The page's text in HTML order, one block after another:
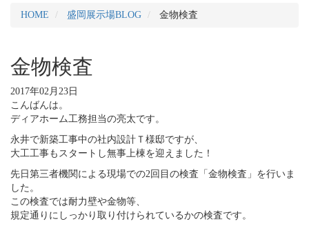
HOME 盛岡展示場BLOG 金物検査
金物検査
2017年02月23日
こんばんは。
ディアホーム工務担当の亮太です。
永井で新築工事中の社内設計Ｔ様邸ですが、
大工工事もスタートし無事上棟を迎えました！
先日第三者機関による現場での2回目の検査「金物検査」を行いま
した。
この検査では耐力壁や金物等、
規定通りにしっかり取り付けられているかの検査です。